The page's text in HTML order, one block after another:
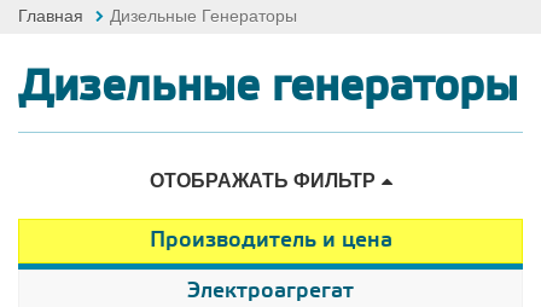
Главная Дизельные Генераторы
Дизельные генераторы
ОТОБРАЖАТЬ ФИЛЬТР
Производитель и цена
Электроагрегат